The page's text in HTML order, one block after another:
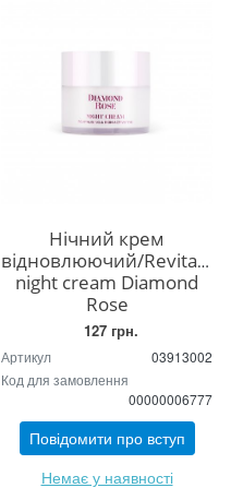
Нічний крем
відновлюючий/
night cream Diamond
Rose
127 грн.
Артикул
03913002
Код для замовлення
00000006777
Повідомити про вступ
Немає у наявності